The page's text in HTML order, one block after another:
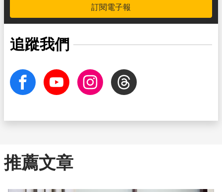
訂閱電子報
追蹤我們
facebook Youtube InstagramThreads
推薦文章